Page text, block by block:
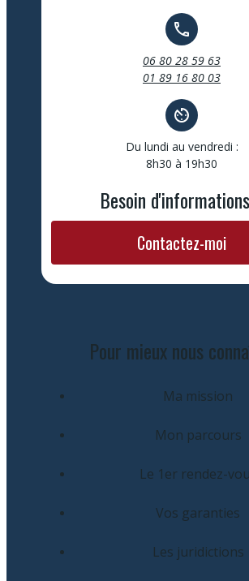
call
06 80 28 59 63
01 89 16 80 03
av_timer
Du lundi au vendredi :
8h30 à 19h30
Besoin
Contactez-moi
Pour mieux nous
Ma mission
Mon parcours
Le 1er rendez-
Vos garanties
Les juridictions